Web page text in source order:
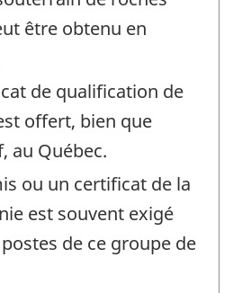
être obtenu en
de qualification de
offert, bien que
au Québec.
ou un certificat de la
est souvent exigé
de ce groupe de